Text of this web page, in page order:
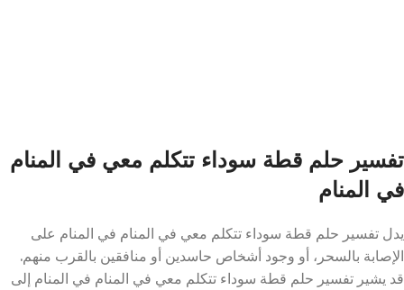
تفسير حلم قطة سوداء تتكلم معي في المنام
في المنام
يدل تفسير حلم قطة سوداء تتكلم معي في المنام في المنام على
الإصابة بالسحر، أو وجود أشخاص حاسدين أو منافقين بالقرب منهم.
قد يشير تفسير حلم قطة سوداء تتكلم معي في المنام في المنام إلى